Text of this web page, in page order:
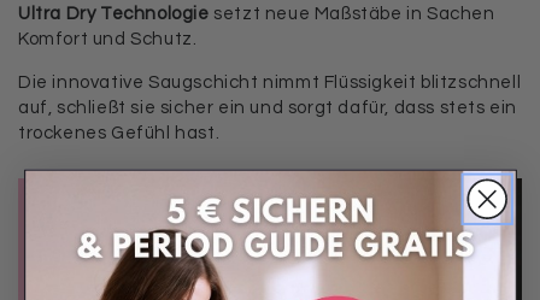
Ultra Dry Technologie setzt neue Maßstäbe in Sachen
Komfort und Schutz.
Die innovative Saugschicht nimmt Flüssigkeit blitzschnell
auf, schließt sie sicher ein und sorgt dafür, dass stets ein
trockenes Gefühl hast.